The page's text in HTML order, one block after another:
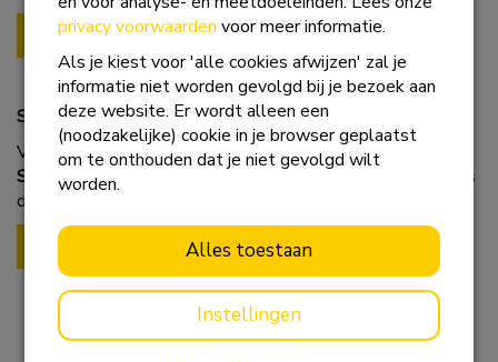
Gravel4AIR 2024
Speciale actie!
Voor de snelle beslisser hebben we een speciale actie!
Schrijf je snel in voor Gravel4AIR 2024
en neem kosteloos
deel aan de
privacy voorwaarden voor meer informatie.
Als je kiest voor 'alle cookies afwijzen' zal je
informatie niet worden gevolgd bij je bezoek aan
deze website. Er wordt alleen een
(noodzakelijke) cookie in je browser geplaatst
om te onthouden dat je niet gevolgd wilt
worden.
Alles toestaan
Instellingen